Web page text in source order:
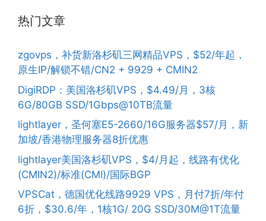
热门文章
zgovps，补货新洛杉矶三网精品VPS，$52/年起，
原生IP/解锁不错/CN2 + 9929 + CMIN2
DigiRDP：美国洛杉矶VPS，$4.49/月，3核
6G/80GB SSD/1Gbps@10TB流量
lightlayer，圣何塞E5-2660/16G服务器$57/月，新
加坡/香港物理服务器8折优惠
lightlayer美国洛杉矶VPS，$4/月起，线路有优化
(CMIN2)/标准(CMI)/国际BGP
VPSCat，德国优化线路9929 VPS，月付7折/年付
6折，$30.6/年，1核1G/ 20G SSD/30M@1T流量